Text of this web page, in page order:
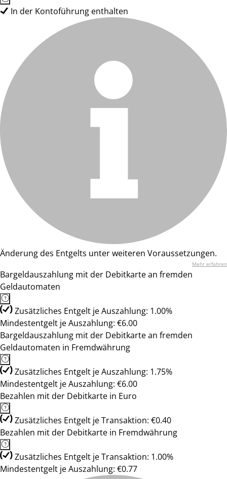
In der Kontoführung enthalten
Änderung des Entgelts unter weiteren Voraussetzungen.
Mehr erfahren
Bargeldauszahlung mit der Debitkarte an fremden
Geldautomaten
Zusätzliches Entgelt je Auszahlung: 1.00%
Mindestentgelt je Auszahlung: €6.00
Bargeldauszahlung mit der Debitkarte an fremden
Geldautomaten in Fremdwährung
Zusätzliches Entgelt je Auszahlung: 1.75%
Mindestentgelt je Auszahlung: €6.00
Bezahlen mit der Debitkarte in Euro
Zusätzliches Entgelt je Transaktion: €0.40
Bezahlen mit der Debitkarte in Fremdwährung
Zusätzliches Entgelt je Transaktion: 1.00%
Mindestentgelt je Auszahlung: €0.77